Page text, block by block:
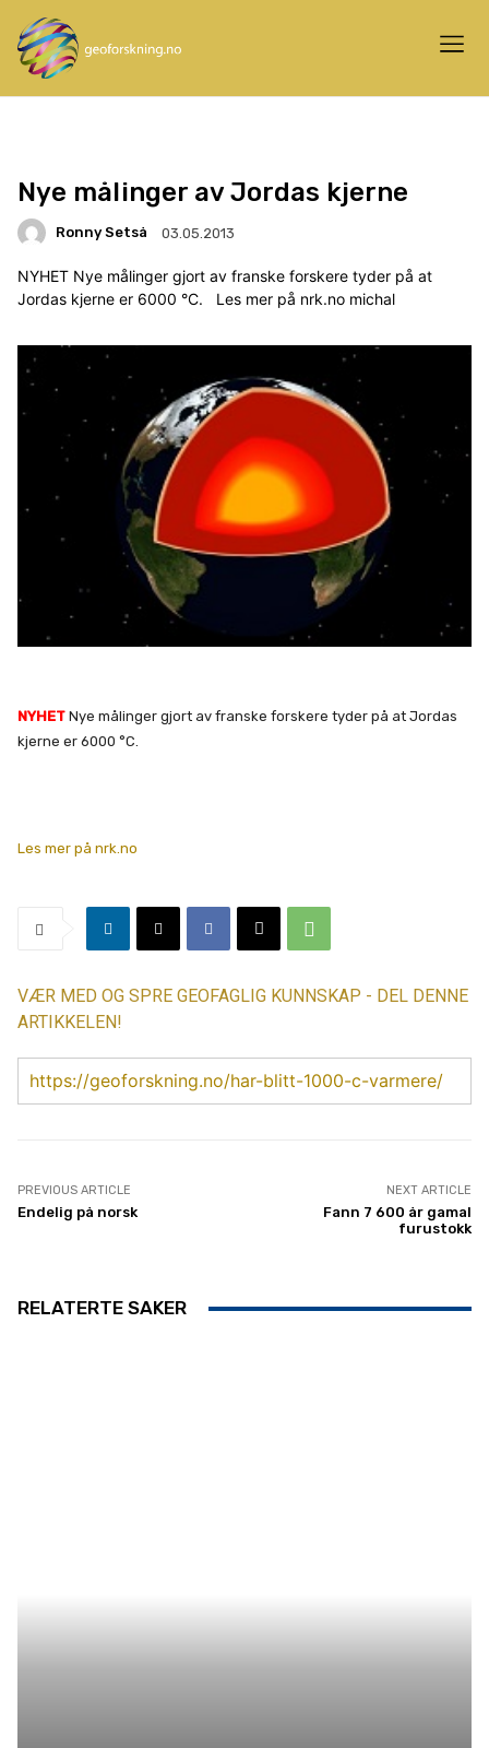
Nye målinger av Jordas kjerne
Ronny Setså 03.05.2013
NYHET Nye målinger gjort av franske forskere tyder på at
Jordas kjerne er 6000 °C. Les mer på nrk.no michal
NYHET Nye målinger gjort av franske forskere tyder på at Jordas
kjerne er 6000 °C.
Les mer på nrk.no
VÆR MED OG SPRE GEOFAGLIG KUNNSKAP - DEL DENNE
ARTIKKELEN!
https://geoforskning.no/har-blitt-1000-c-varmere/
PREVIOUS ARTICLE
Endelig på norsk
NEXT ARTICLE
Fann 7 600 år gamal
furustokk
RELATERTE SAKER